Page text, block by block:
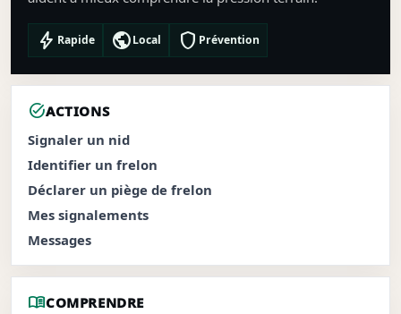
bolt Rapide publicLocal shield Prévention
task_altACTIONS
Signaler un nid
Identifier un frelon
Déclarer un piège de frelon
Mes signalements
Messages
menu_bookCOMPRENDRE